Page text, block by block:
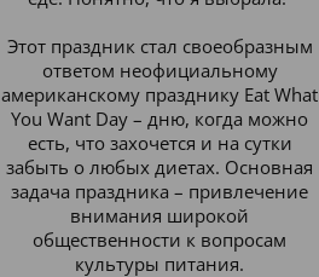
Этот праздник стал своеобразным
ответом неофициальному
американскому празднику Eat What
You Want Day – дню, когда можно
есть, что захочется и на сутки
забыть о любых диетах. Основная
задача праздника – привлечение
внимания широкой
общественности к вопросам
культуры питания.